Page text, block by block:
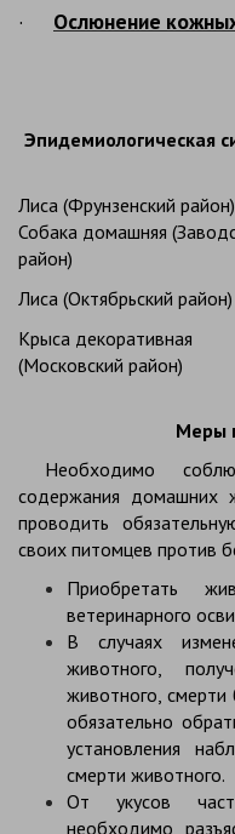
· Ослюнение
Эпидемиологическая
Лиса (Фрунзенский район)
Собака домашняя
район)
Лиса (Октябрьский район)
Крыса декоративная
(Московский район)
Меры
Необходимо
содержания домашних
проводить
своих питомцев против
Приобретать
ветеринарного
В случаях
животного,
животного,
обязательно
установления
смерти животного.
От укусов
необходимо